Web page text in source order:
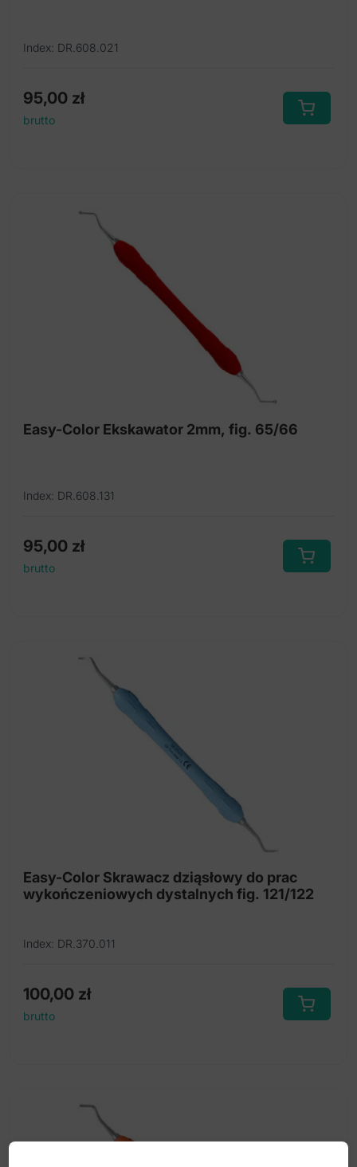
Index: DR.608.021
95,00 zł
brutto
Easy-Color Ekskawator 2mm, fig. 65/66
Index: DR.608.131
95,00 zł
brutto
Easy-Color Skrawacz dziąsłowy do prac
wykończeniowych dystalnych fig. 121/122
Index: DR.370.011
100,00 zł
brutto